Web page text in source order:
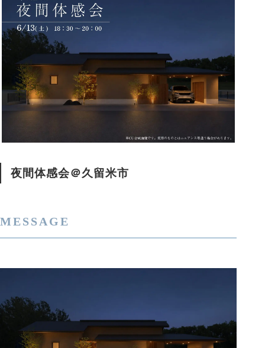
夜間体感会＠久留米市
MESSAGE